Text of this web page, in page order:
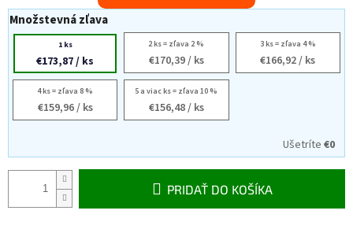
Množstevná zľava
1 ks
€173,87/ ks
2 ks = zľava 2 %
€170,39/ ks
3 ks = zľava 4 %
€166,92/ ks
4 ks = zľava 8 %
€159,96/ ks
5 a viac ks = zľava 10 %
€156,48/ ks
Ušetríte €0
PRIDAŤ DO KOŠÍKA